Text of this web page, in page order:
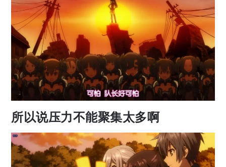
所以说压力不能聚集太多啊